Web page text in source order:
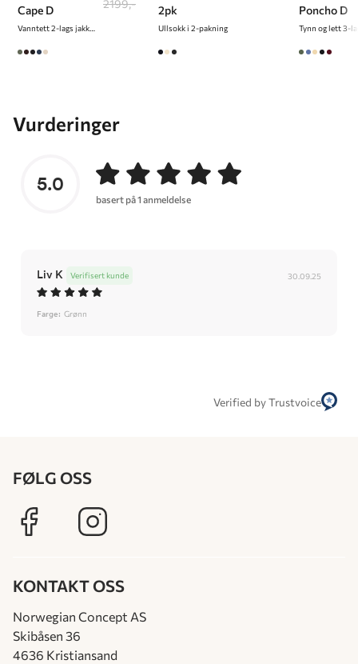
Cape D
Vanntett 2-lags jakke/cape til dame
2199,-
2pk
Ullsokk i 2-pakning
Poncho D
Vurderinger
5.0
basert på 1 anmeldelse
Liv K 30.09.25
Verifisert kunde
Farge: Grønn
Verified by Trustvoice
FØLG OSS
KONTAKT OSS
Norwegian Concept AS
Skibåsen 36
4636 Kristiansand